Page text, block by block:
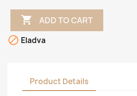
 ADD TO CART
 Eladva
Product Details